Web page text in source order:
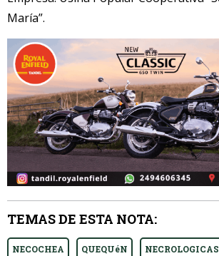
María”.
TEMAS DE ESTA NOTA:
NECOCHEA QUEQUéN NECROLOGICAS